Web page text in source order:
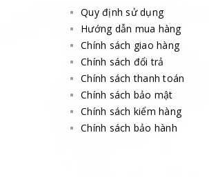
Quy định sử dụng
Hướng dẫn mua hàng
Chính sách giao hàng
Chính sách đổi trả
Chính sách thanh toán
Chính sách bảo mật
Chính sách kiểm hàng
Chính sách bảo hành